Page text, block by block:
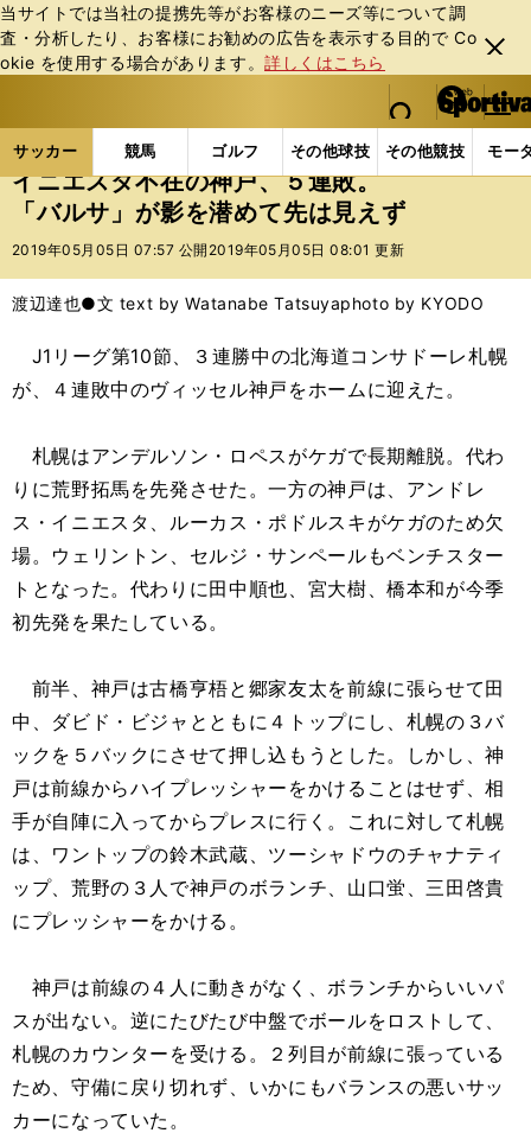
当サイトでは当社の提携先等がお客様のニーズ等について調
査・分析したり、お客様にお勧めの広告を表⽰する⽬的で Co
okie を使⽤する場合があります。詳しくはこちら
閉じ
る
web Sportiva (webスポルティーバ)
検索
マイペ
ー
ジ
メニュ
サッカー 競馬 ゴルフ その他球技 その他競技 モー
ス
ポ
ル
バ
サッカーの記事一覧 Jリーグ他 Jリーグ イニエ
イニエスタ不在の神戸、５連敗。
「バルサ」が影を潜めて先は見えず
2019年05月05日 07:57 公開 2019年05月05日 08:01 更新
渡辺達也●文 text by Watanabe Tatsuyaphoto by KYODO
J1リーグ第10節、３連勝中の北海道コンサドーレ札幌
が、４連敗中のヴィッセル神戸をホームに迎えた。
札幌はアンデルソン・ロペスがケガで長期離脱。代わ
りに荒野拓馬を先発させた。一方の神戸は、アンドレ
ス・イニエスタ、ルーカス・ポドルスキがケガのため欠
場。ウェリントン、セルジ・サンペールもベンチスター
トとなった。代わりに田中順也、宮大樹、橋本和が今季
初先発を果たしている。
前半、神戸は古橋亨梧と郷家友太を前線に張らせて田
中、ダビド・ビジャとともに４トップにし、札幌の３バ
ックを５バックにさせて押し込もうとした。しかし、神
戸は前線からハイプレッシャーをかけることはせず、相
手が自陣に入ってからプレスに行く。これに対して札幌
は、ワントップの鈴木武蔵、ツーシャドウのチャナティ
ップ、荒野の３人で神戸のボランチ、山口蛍、三田啓貴
にプレッシャーをかける。
神戸は前線の４人に動きがなく、ボランチからいいパ
スが出ない。逆にたびたび中盤でボールをロストして、
札幌のカウンターを受ける。２列目が前線に張っている
ため、守備に戻り切れず、いかにもバランスの悪いサッ
カーになっていた。